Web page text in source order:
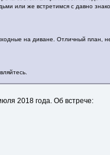
или же встретимся с давно
на диване. Отличный план,
2018 года. Об встрече: